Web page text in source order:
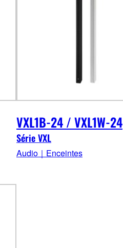
VXL1B-24 / VXL1W-24
Série VXL
Audio｜Enceintes